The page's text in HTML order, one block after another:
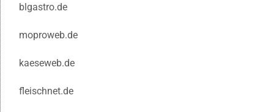
blgastro.de
moproweb.de
kaeseweb.de
fleischnet.de